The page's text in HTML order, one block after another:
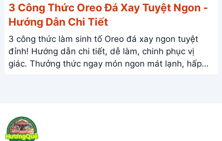
3 Công Thức Oreo Đá Xay Tuyệt Ngon -
Hướng Dẫn Chi Tiết
3 công thức làm sinh tố Oreo đá xay ngon tuyệt
đỉnh! Hướng dẫn chi tiết, dễ làm, chinh phục vị
giác. Thưởng thức ngay món ngon mát lạnh, hấp